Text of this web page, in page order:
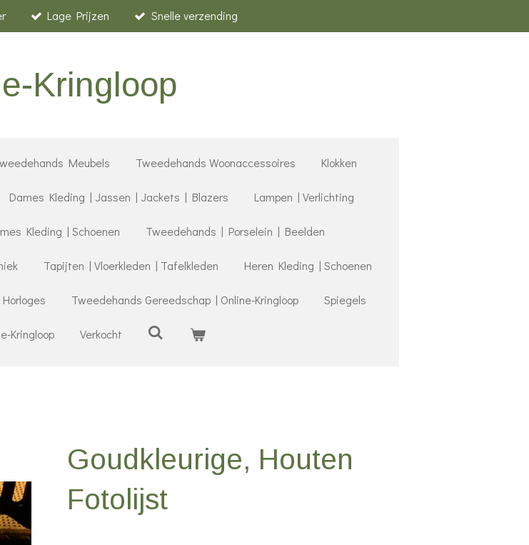
Lage Prijzen Snelle verzending
Kringloop
Meubels Tweedehands Woonaccessoires Klokken
Dames Kleding | Jassen | Jackets | Blazers Lampen | Verlichting
Kleding | Schoenen Tweedehands | Porselein | Beelden
Tapijten | Vloerkleden | Tafelkleden Heren Kleding | Schoenen
Tweedehands Gereedschap | Online-Kringloop Spiegels
Kringloop Verkocht
Goudkleurige, Houten
Fotolijst